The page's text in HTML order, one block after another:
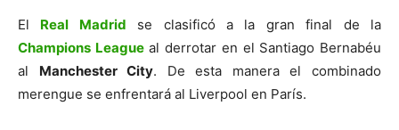
El Real Madrid se clasificó a la gran final de la
Champions Leagueal derrotar en el Santiago Bernabéu
al Manchester City. De esta manera el combinado
merengue se enfrentará al Liverpool en París.